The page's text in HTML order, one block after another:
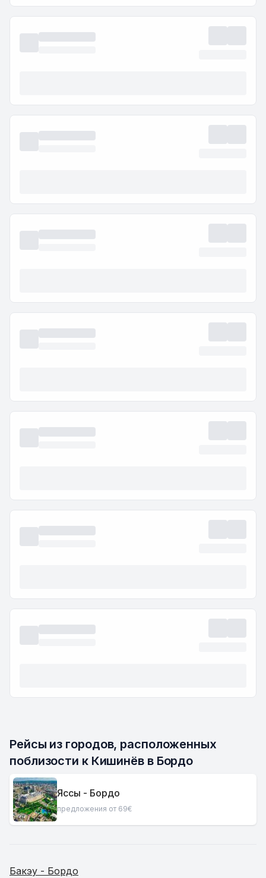
Рейсы из городов, расположенных
поблизости к Кишинёв в Бордо
Яссы - Бордо
предложения от 69€
Бакэу - Бордо